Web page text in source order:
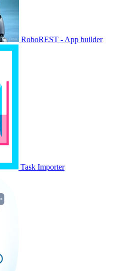
RoboREST - App builder
Task Importer